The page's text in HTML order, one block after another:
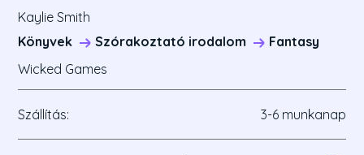
Kaylie Smith
Könyvek
Szórakoztató irodalom
Fantasy
Wicked Games
Szállítás: 3-6 munkanap